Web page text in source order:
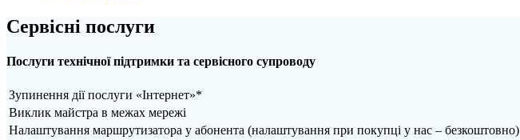
Сервісні послуги
Послуги технічної підтримки та сервісного супроводу
Зупинення дії послуги «Інтернет»*
Виклик майстра в межах мережі
Налаштування маршрутизатора у абонента (налаштування при покупці у нас – безкоштовно)